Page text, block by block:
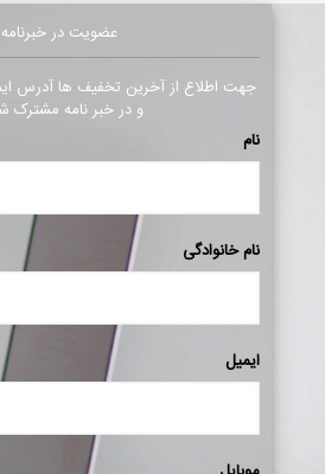
عضویت در خبرنامه
جهت اطلاع از آخرین تخفیف ها آدرس
و در خبر نامه مشترک
نام
نام خانوادگی
ایمیل